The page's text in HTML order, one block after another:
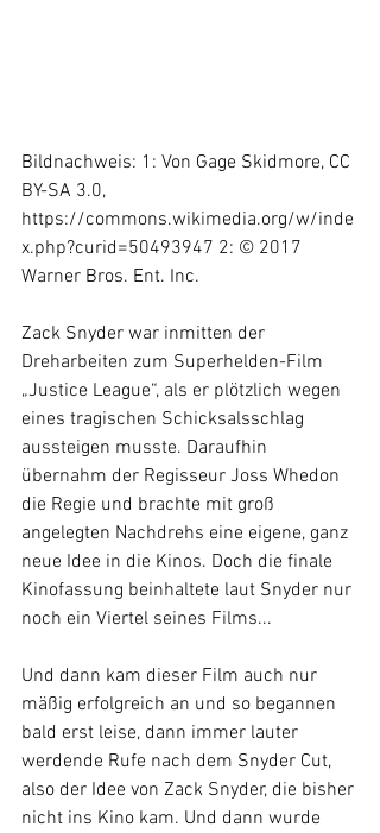
Bildnachweis: 1: Von Gage Skidmore, CC
BY-SA 3.0,
https://commons.wikimedia.org/w/inde
x.php?curid=50493947 2: © 2017
Warner Bros. Ent. Inc.
Zack Snyder war inmitten der
Dreharbeiten zum Superhelden-Film
„Justice League“, als er plötzlich wegen
eines tragischen Schicksalsschlag
aussteigen musste. Daraufhin
übernahm der Regisseur Joss Whedon
die Regie und brachte mit groß
angelegten Nachdrehs eine eigene, ganz
neue Idee in die Kinos. Doch die finale
Kinofassung beinhaltete laut Snyder nur
noch ein Viertel seines Films...
Und dann kam dieser Film auch nur
mäßig erfolgreich an und so begannen
bald erst leise, dann immer lauter
werdende Rufe nach dem Snyder Cut,
also der Idee von Zack Snyder, die bisher
nicht ins Kino kam. Und dann wurde